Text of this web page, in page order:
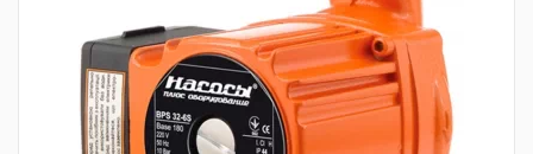
Сантехника
Канализация